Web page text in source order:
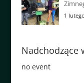
1
Nadchodzące
no event